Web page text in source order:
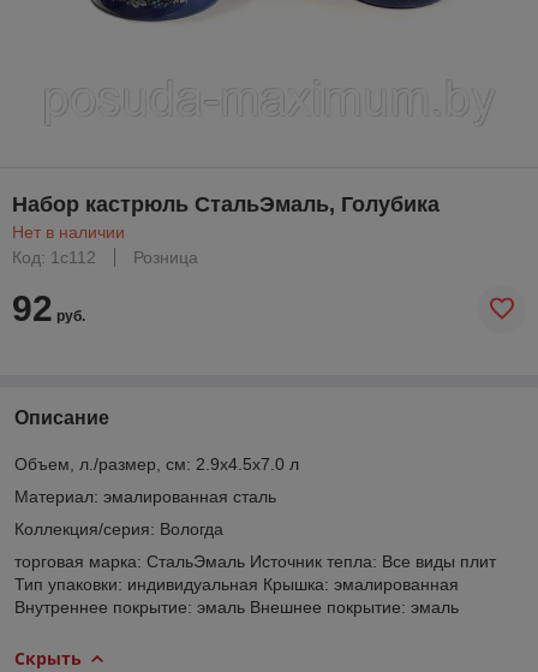
Набор кастрюль СтальЭмаль, Голубика
Нет в наличии
Код: 1с112
Розница
92 руб.
Описание
Объем, л./размер, см: 2.9х4.5х7.0 л
Материал: эмалированная сталь
Коллекция/серия: Вологда
торговая марка: СтальЭмаль Источник тепла: Все виды плит
Тип упаковки: индивидуальная Крышка: эмалированная
Внутреннее покрытие: эмаль Внешнее покрытие: эмаль
Скрыть